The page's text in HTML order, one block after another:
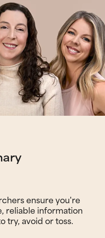
ensure you're
reliable information
try, avoid or toss.